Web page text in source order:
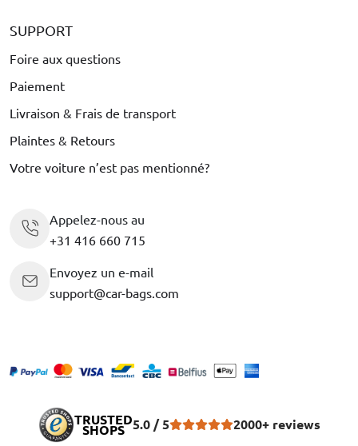
SUPPORT
Foire aux questions
Paiement
Livraison & Frais de transport
Plaintes & Retours
Votre voiture n’est pas mentionné?
Appelez-nous au
+31 416 660 715
Envoyez un e-mail
support@car-bags.com
TRUSTED
SHOPS 5.0 / 5 2000+ reviews